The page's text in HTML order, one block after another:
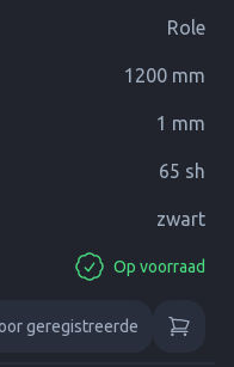
Role
1200 mm
1 mm
65 sh
zwart
Op voorraad
geregistreerde